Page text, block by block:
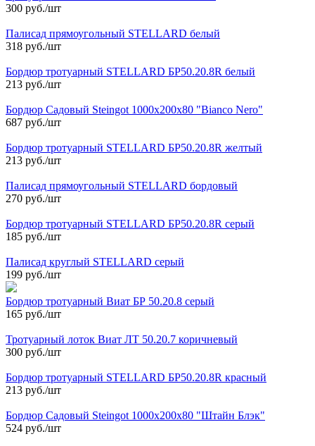
300 руб./шт
Палисад прямоугольный STELLARD белый
318 руб./шт
Бордюр тротуарный STELLARD БР50.20.8R белый
213 руб./шт
Бордюр Садовый Steingot 1000х200х80 "Bianco Nero"
687 руб./шт
Бордюр тротуарный STELLARD БР50.20.8R желтый
213 руб./шт
Палисад прямоугольный STELLARD бордовый
270 руб./шт
Бордюр тротуарный STELLARD БР50.20.8R серый
185 руб./шт
Палисад круглый STELLARD серый
199 руб./шт
Бордюр тротуарный Виат БР 50.20.8 серый
165 руб./шт
Тротуарный лоток Виат ЛТ 50.20.7 коричневый
300 руб./шт
Бордюр тротуарный STELLARD БР50.20.8R красный
213 руб./шт
Бордюр Садовый Steingot 1000х200х80 "Штайн Блэк"
524 руб./шт